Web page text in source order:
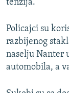
tenzija.
Policajci su
razbijenog
naselju Nanter
automobila, a